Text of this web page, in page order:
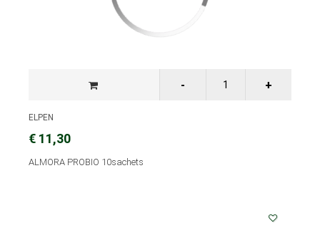
ELPEN
€ 11,30
ALMORA PROBIO 10sachets